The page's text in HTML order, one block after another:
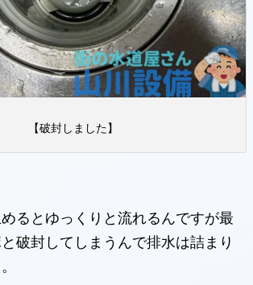
【破封しました】
るとゆっくりと流れるんですが最
破封してしまうんで排水は詰まり